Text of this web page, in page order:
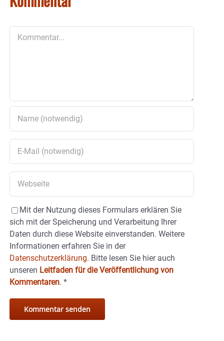
Mit der Nutzung dieses Formulars erklären Sie
sich mit der Speicherung und Verarbeitung Ihrer
Daten durch diese Website einverstanden. Weitere
Informationen erfahren Sie in der
Datenschutzerklärung. Bitte lesen Sie hier auch
unseren Leitfaden für die Veröffentlichung von
Kommentaren. *